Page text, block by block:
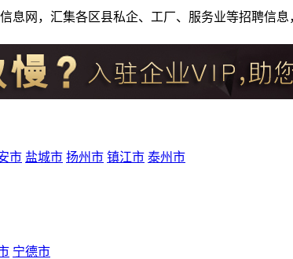
息网，汇集各区县私企、工厂、服务业等招聘信
市 盐城市 扬州市 镇江市 泰州市
宁德市